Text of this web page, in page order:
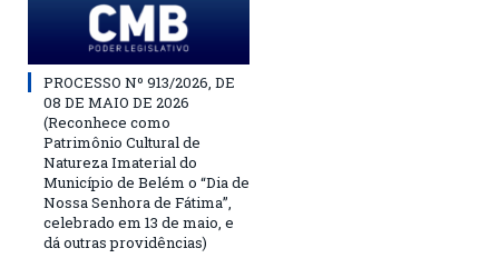
PROCESSO Nº 913/2026, DE
08 DE MAIO DE 2026
(Reconhece como
Patrimônio Cultural de
Natureza Imaterial do
Município de Belém o “Dia de
Nossa Senhora de Fátima”,
celebrado em 13 de maio, e
dá outras providências)